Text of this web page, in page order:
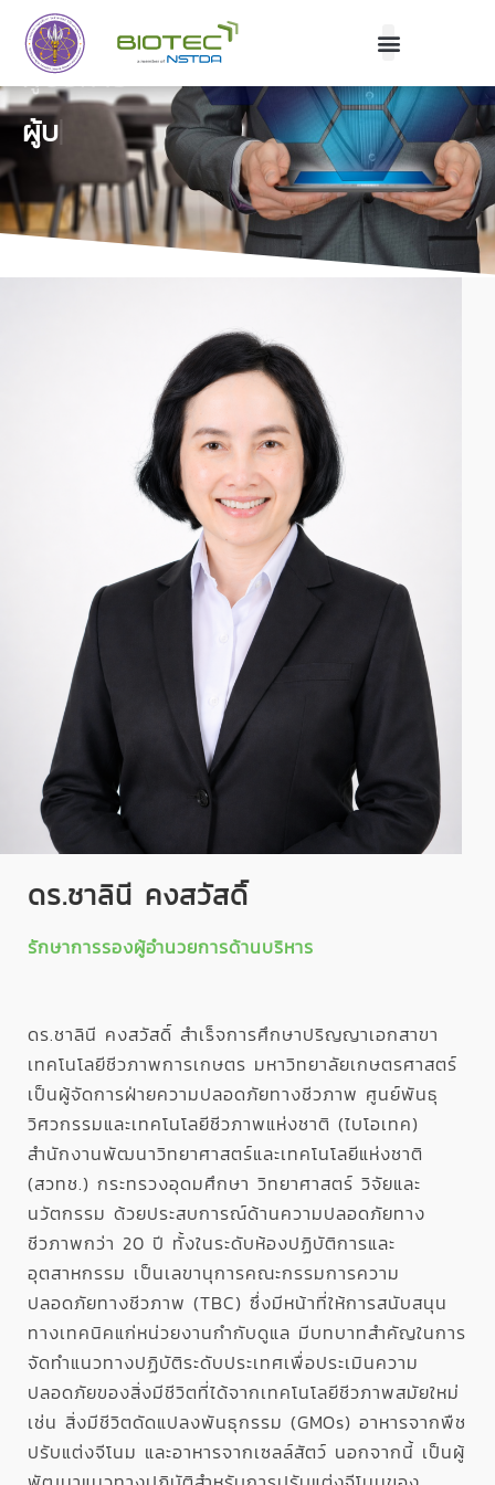
ผู้บริหาร
ผู้บริหา
ดร.ชาลินี คงสวัสดิ์
รักษาการรองผู้อำนวยการด้านบริหาร
ดร.ชาลินี คงสวัสดิ์ สำเร็จการศึกษาปริญญาเอกสาขา
เทคโนโลยีชีวภาพการเกษตร มหาวิทยาลัยเกษตรศาสตร์
เป็นผู้จัดการฝ่ายความปลอดภัยทางชีวภาพ ศูนย์พันธุ
วิศวกรรมและเทคโนโลยีชีวภาพแห่งชาติ (ไบโอเทค)
สำนักงานพัฒนาวิทยาศาสตร์และเทคโนโลยีแห่งชาติ
(สวทช.) กระทรวงอุดมศึกษา วิทยาศาสตร์ วิจัยและ
นวัตกรรม ด้วยประสบการณ์ด้านความปลอดภัยทาง
ชีวภาพกว่า 20 ปี ทั้งในระดับห้องปฏิบัติการและ
อุตสาหกรรม เป็นเลขานุการคณะกรรมการความ
ปลอดภัยทางชีวภาพ (TBC) ซึ่งมีหน้าที่ให้การสนับสนุน
ทางเทคนิคแก่หน่วยงานกำกับดูแล มีบทบาทสำคัญในการ
จัดทำแนวทางปฏิบัติระดับประเทศเพื่อประเมินความ
ปลอดภัยของสิ่งมีชีวิตที่ได้จากเทคโนโลยีชีวภาพสมัยใหม่
เช่น สิ่งมีชีวิตดัดแปลงพันธุกรรม (GMOs) อาหารจากพืช
ปรับแต่งจีโนม และอาหารจากเซลล์สัตว์ นอกจากนี้ เป็นผู้